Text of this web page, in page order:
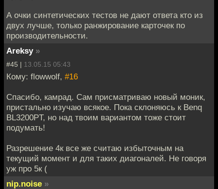
А очки синтетических тестов не дают ответа кто из
двух лучше, только ранжирование карточек по
производительности.
Areksy »
#45 | 13.05.15 05:43
Кому: flowwolf, #16
Спасибо, камрад. Сам присматриваю новый моник,
пристально изучаю всякое. Пока склоняюсь к Benq
BL3200PT, но над твоим вариантом тоже стоит
подумать!
Разрешение 4к все же считаю избыточным на
текущий момент и для таких диагоналей. Не говоря
уж про 5к (
nip.noise »